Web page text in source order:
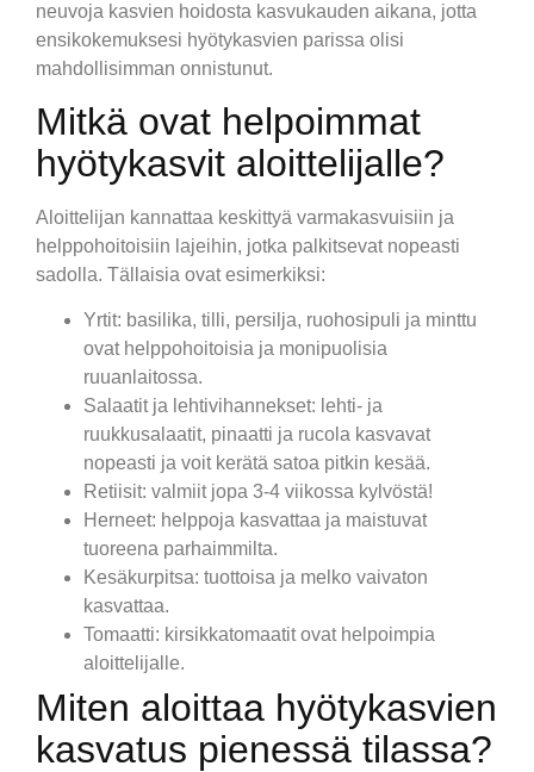
neuvoja kasvien hoidosta kasvukauden aikana, jotta
ensikokemuksesi hyötykasvien parissa olisi
mahdollisimman onnistunut.
Mitkä ovat helpoimmat
hyötykasvit aloittelijalle?
Aloittelijan kannattaa keskittyä varmakasvuisiin ja
helppohoitoisiin lajeihin, jotka palkitsevat nopeasti
sadolla. Tällaisia ovat esimerkiksi:
Yrtit: basilika, tilli, persilja, ruohosipuli ja minttu
ovat helppohoitoisia ja monipuolisia
ruuanlaitossa.
Salaatit ja lehtivihannekset: lehti- ja
ruukkusalaatit, pinaatti ja rucola kasvavat
nopeasti ja voit kerätä satoa pitkin kesää.
Retiisit: valmiit jopa 3-4 viikossa kylvöstä!
Herneet: helppoja kasvattaa ja maistuvat
tuoreena parhaimmilta.
Kesäkurpitsa: tuottoisa ja melko vaivaton
kasvattaa.
Tomaatti: kirsikkatomaatit ovat helpoimpia
aloittelijalle.
Miten aloittaa hyötykasvien
kasvatus pienessä tilassa?